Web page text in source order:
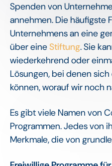
Spenden von
annehmen. Die häufigste
Unternehmens an eine
über eineStiftung. Sie
wiederkehrend oder
Lösungen, bei denen
können, worauf wir noch
Es gibt viele Namen von
Programmen. Jedes von
Merkmale, die von